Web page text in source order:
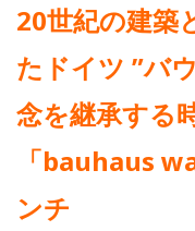
20世紀の建築
たドイツ ”バ
念を継承する
「bauhaus
ンチ